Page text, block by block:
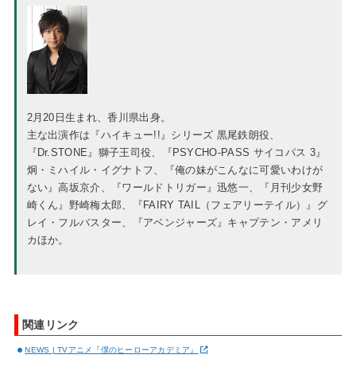
2月20日生まれ、香川県出身。
主な出演作は『ハイキュー!!』シリーズ 黒尾鉄朗役、
『Dr.STONE』獅子王司役、『PSYCHO-PASS サイコパス 3』
炯・ミハイル・イグナトフ、『俺の妹がこんなに可愛いわけが
ない』高坂京介、『ワールドトリガー』迅悠一、『月刊少女野
崎くん』野崎梅太郎、『FAIRY TAIL（フェアリーテイル）』グ
レイ・フルバスター、『アベンジャーズ』キャプテン・アメリ
カほか。
関連リンク
NEWS | TVアニメ『僕のヒーローアカデミア』